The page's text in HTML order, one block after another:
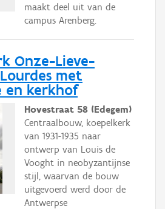
maakt deel uit van de
campus Arenberg.
Onze-Lieve-
met
en kerkhof
Hovestraat 58 (Edegem)
Centraalbouw, koepelkerk
van 1931-1935 naar
ontwerp van Louis de
Vooght in neobyzantijnse
stijl, waarvan de bouw
uitgevoerd werd door de
Antwerpse